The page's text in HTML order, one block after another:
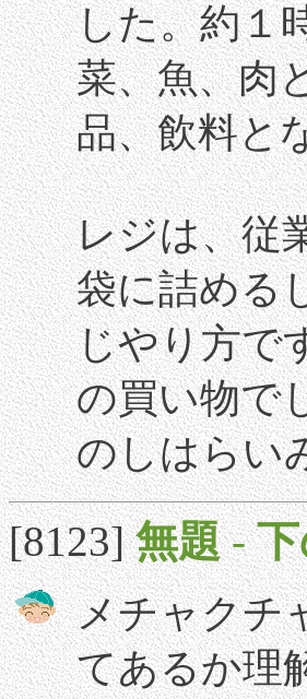
した。約１
菜、魚、肉
品、飲料と
レジは、従
袋に詰める
じやり方で
の買い物で
のしはらい
[8123]無題-
メチャクチ
てあるか理